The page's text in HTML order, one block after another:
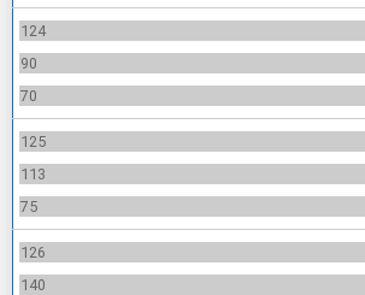
124
90
70
125
113
75
126
140